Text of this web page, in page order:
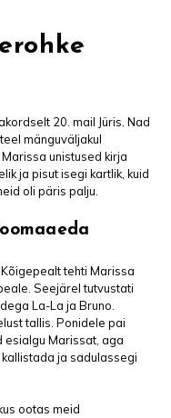
20. mail Jüris. Nad
mänguväljakul
unistused kirja
ja pisut isegi kartlik, kuid
oli päris palju.
tehti Marissa
Seejärel tutvustati
La-La ja Bruno.
tallis. Ponidele pai
esialgu Marissat, aga
ja sadulassegi
ootas meid